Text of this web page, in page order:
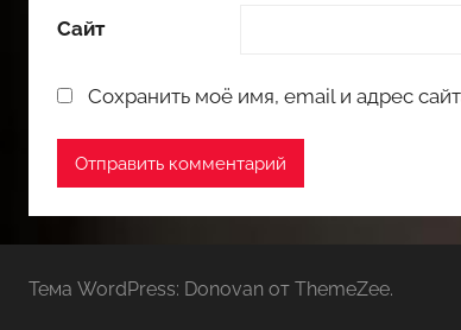
Сайт
Сохранить моё имя, email и адрес
Тема WordPress: Donovan от ThemeZee.